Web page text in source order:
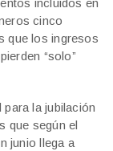
incluidos en
cinco
que los ingresos
“solo”
la jubilación
que según el
junio llega a